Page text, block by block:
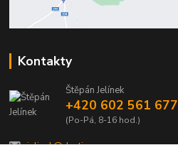
Kontakty
Štěpán Jelínek
+420 602 561 677
(Po-Pá, 8-16 hod.)
jelinek@dentia.cz